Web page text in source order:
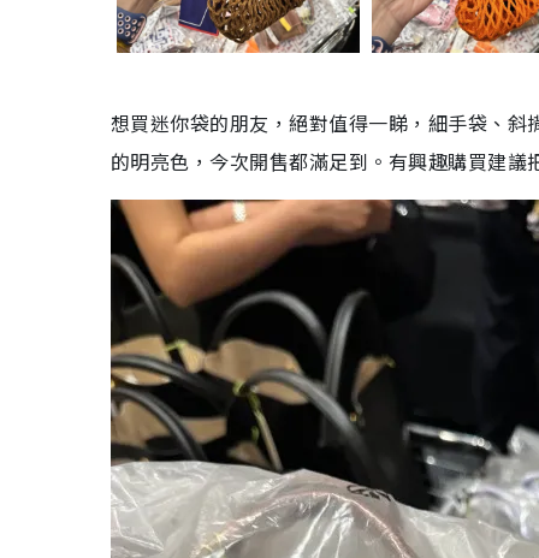
想買迷你袋的朋友，絕對值得一睇，細手袋、
的明亮色，今次開售都滿足到。有興趣購買建